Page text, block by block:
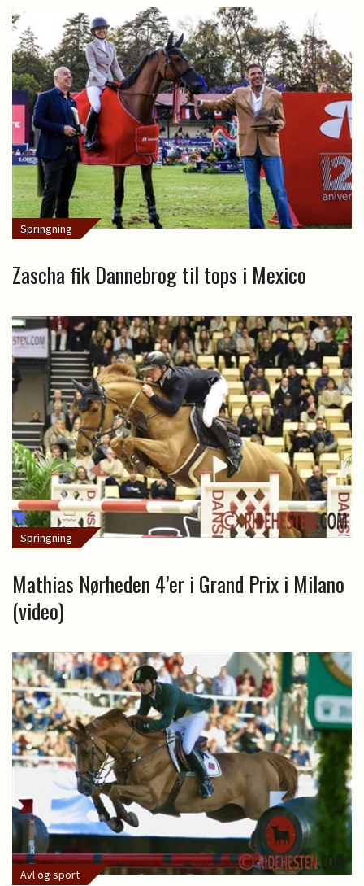
Springning
Zascha fik Dannebrog til tops i Mexico
Springning
Mathias Nørheden 4’er i Grand Prix i Milano
(video)
Avl og sport